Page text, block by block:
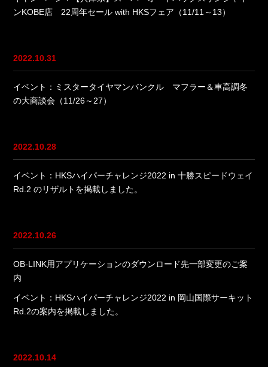
ンKOBE店 22周年セール with HKSフェア（11/11～13）
2022.10.31
イベント：ミスタータイヤマンバンクル マフラー＆車高調冬
の大商談会（11/26～27）
2022.10.28
イベント：HKSハイパーチャレンジ2022 in 十勝スピードウェイ
Rd.2 のリザルトを掲載しました。
2022.10.26
OB-LINK用アプリケーションのダウンロード先一部変更のご案
内
イベント：HKSハイパーチャレンジ2022 in 岡山国際サーキット
Rd.2の案内を掲載しました。
2022.10.14